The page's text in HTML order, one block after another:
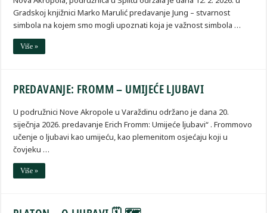
Gradskoj knjižnici Marko Marulić predavanje Jung – stvarnost
simbola na kojem smo mogli upoznati koja je važnost simbola …
Više »
PREDAVANJE: FROMM – UMIJEĆE LJUBAVI
U podružnici Nove Akropole u Varaždinu održano je dana 20.
siječnja 2026. predavanje Erich Fromm: Umijeće ljubavi“ . Frommovo
učenje o ljubavi kao umijeću, kao plemenitom osjećaju koji u
čovjeku …
Više »